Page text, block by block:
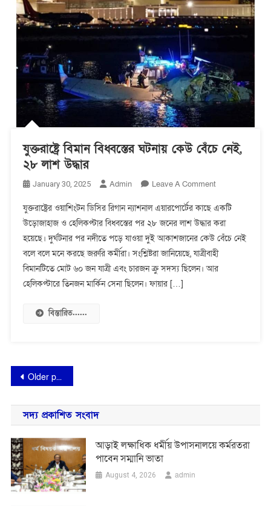
যুক্তরাষ্ট্রে বিমান বিধ্বস্তের ঘটনায় কেউ বেঁচে নেই,
২৮ লাশ উদ্ধার
January 30, 2025 Admin Leave A CommentOn
বিমান
বিধ্বস্তের
ঘটনায়
কেউ
বেঁচে
যুক্তরাষ্ট্রের ওয়াশিংটন ডিসির রিগান ন্যাশনাল এয়ারপোর্টের কাছে একটি
উড়োজাহাজ ও হেলিকপ্টার বিধ্বস্তের পর ২৮ জনের লাশ উদ্ধার করা
হয়েছে। দুর্ঘটনার পর নদীতে পড়ে যাওয়া দুই আকাশজানের কেউ বেঁচে নেই
বলে বলে মনে করছে জরুরি কর্মীরা। সংশ্লিষ্টরা জানিয়েছে, যাত্রীবাহী
বিমানটিতে মোট ৬০ জন যাত্রী এবং চারজন ক্রু সদস্য ছিলেন। আর
হেলিকপ্টারে তিনজন মার্কিন সেনা ছিলেন। ফায়ার […]
বিস্তারিত......
Posts
navigation
Older posts
সদ্য প্রকাশিত সংবাদ
আড়াই লক্ষাধিক ধর্মীয় উপাসনালয়ে কর্মরতরা
পাবেন সম্মানি ভাতা
August 4, 2026 admin